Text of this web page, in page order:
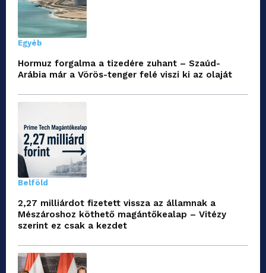
Egyéb
Hormuz forgalma a tizedére zuhant – Szaúd-
Arábia már a Vörös-tenger felé viszi ki az olaját
Belföld
2,27 milliárdot fizetett vissza az államnak a
Mészároshoz köthető magántőkealap – Vitézy
szerint ez csak a kezdet